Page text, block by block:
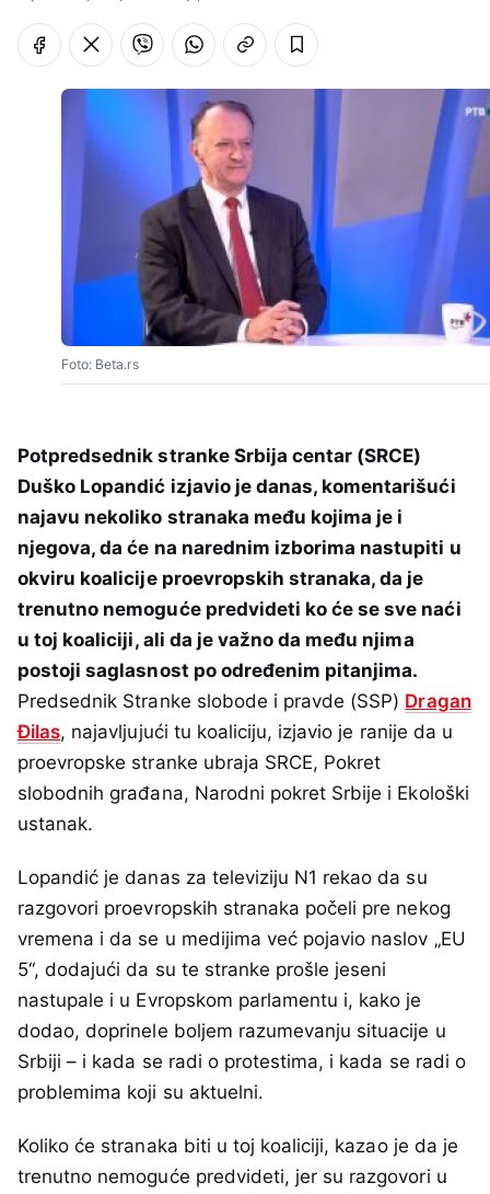
Foto: Beta.rs
Potpredsednik stranke Srbija centar (SRCE)
Duško Lopandić izjavio je danas, komentarišući
najavu nekoliko stranaka među kojima je i
njegova, da će na narednim izborima nastupiti u
okviru koalicije proevropskih stranaka, da je
trenutno nemoguće predvideti ko će se sve naći
u toj koaliciji, ali da je važno da među njima
postoji saglasnost po određenim pitanjima.
Predsednik Stranke slobode i pravde (SSP) Dragan
Đilas, najavljujući tu koaliciju, izjavio je ranije da u
proevropske stranke ubraja SRCE, Pokret
slobodnih građana, Narodni pokret Srbije i Ekološki
ustanak.
Lopandić je danas za televiziju N1 rekao da su
razgovori proevropskih stranaka počeli pre nekog
vremena i da se u medijima već pojavio naslov „EU
5“, dodajući da su te stranke prošle jeseni
nastupale i u Evropskom parlamentu i, kako je
dodao, doprinele boljem razumevanju situacije u
Srbiji – i kada se radi o protestima, i kada se radi o
problemima koji su aktuelni.
Koliko će stranaka biti u toj koaliciji, kazao je da je
trenutno nemoguće predvideti, jer su razgovori u